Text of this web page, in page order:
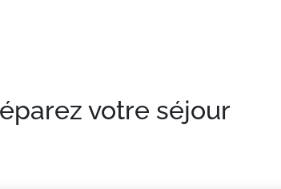
votre séjour